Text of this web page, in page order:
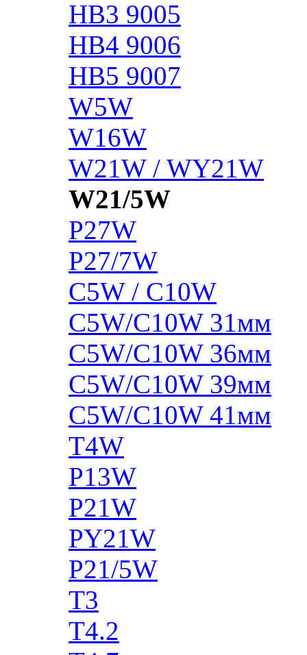
HB3 9005
HB4 9006
HB5 9007
W5W
W16W
W21W / WY21W
W21/5W
P27W
P27/7W
C5W / C10W
C5W/C10W 31мм
C5W/C10W 36мм
C5W/C10W 39мм
C5W/C10W 41мм
T4W
P13W
P21W
PY21W
P21/5W
T3
T4.2